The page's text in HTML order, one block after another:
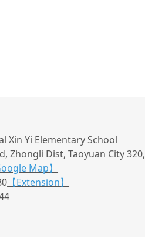
Xin Yi Elementary School
Zhongli Dist, Taoyuan City 320,
Map】
【Extension】